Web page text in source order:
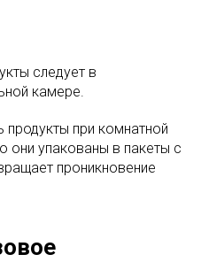
следует в
камере.
продукты при комнатной
они упакованы в пакеты с
проникновение